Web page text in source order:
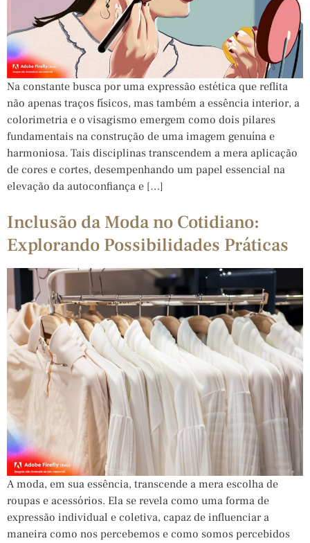
Na constante busca por uma expressão estética que reflita
não apenas traços físicos, mas também a essência interior, a
colorimetria e o visagismo emergem como dois pilares
fundamentais na construção de uma imagem genuína e
harmoniosa. Tais disciplinas transcendem a mera aplicação
de cores e cortes, desempenhando um papel essencial na
elevação da autoconfiança e […]
Inclusão da Moda no Cotidiano:
Explorando Possibilidades Práticas
A moda, em sua essência, transcende a mera escolha de
roupas e acessórios. Ela se revela como uma forma de
expressão individual e coletiva, capaz de influenciar a
maneira como nos percebemos e como somos percebidos